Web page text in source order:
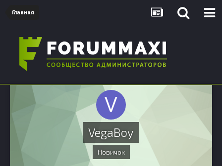
Главная
VegaBoy
Новичок